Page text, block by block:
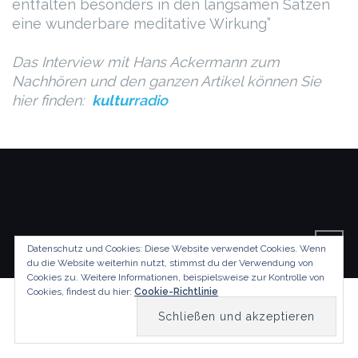
entfalten besonders in den langsamen Sätzen
eine wunderbare meditative Wirkung”
Das Interview mit Hans Ackermann zum
Nachhören und den ganzen Artikel können Sie
hier finden: kulturradio
Datenschutz und Cookies: Diese Website verwendet Cookies. Wenn
du die Website weiterhin nutzt, stimmst du der Verwendung von
Cookies zu. Weitere Informationen, beispielsweise zur Kontrolle von
Cookies, findest du hier: Cookie-Richtlinie